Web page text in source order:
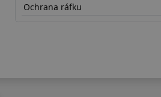
Ochrana ráfku